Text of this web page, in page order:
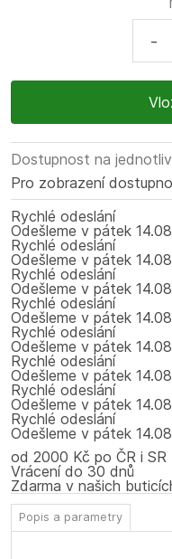
-
Dostupnost na
Pro zobrazení
Rychlé odeslání
Odešleme v pátek
Rychlé odeslání
Odešleme v pátek
Rychlé odeslání
Odešleme v pátek
Rychlé odeslání
Odešleme v pátek
Rychlé odeslání
Odešleme v pátek
Rychlé odeslání
Odešleme v pátek
Rychlé odeslání
Odešleme v pátek
Rychlé odeslání
Odešleme v pátek
od 2000 Kč po ČR i SR
Vrácení do 30 dnů
Zdarma v našich
Popis a parametry